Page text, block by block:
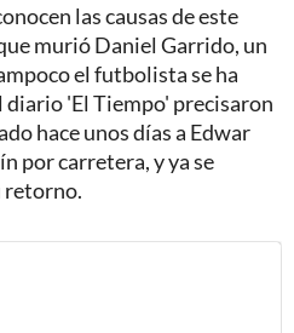
las causas de este
murió Daniel Garrido, un
el futbolista se ha
diario 'El Tiempo' precisaron
hace unos días a Edwar
por carretera, y ya se
retorno.